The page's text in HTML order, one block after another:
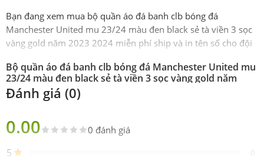
Bạn đang xem mua bộ quần áo đá banh clb bóng đá
Manchester United mu 23/24 màu đen black sẻ tà viền 3 sọc
vàng gold năm 2023 2024 miễn phí ship và in tên số cho đội
Bộ quần áo đá banh clb bóng đá Manchester United mu
23/24 màu đen black sẻ tà viền 3 sọc vàng gold năm
2023 2024
bản
phẩm
Đánh giá (0)
0.00 0 đánh giá
5 0